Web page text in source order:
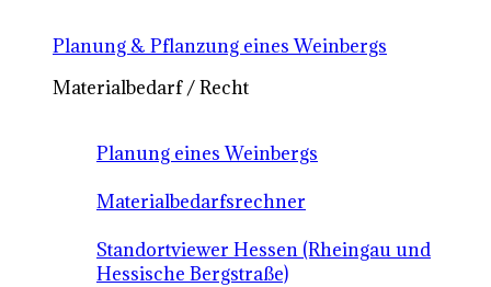
Planung & Pflanzung eines Weinbergs
Materialbedarf / Recht
Planung eines Weinbergs
Materialbedarfsrechner
Standortviewer Hessen (Rheingau und
Hessische Bergstraße)